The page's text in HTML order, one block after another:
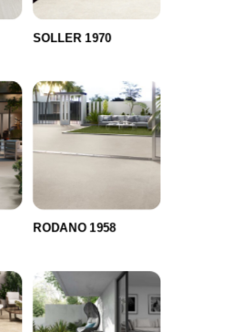
SOLLER 1970
RODANO 1958